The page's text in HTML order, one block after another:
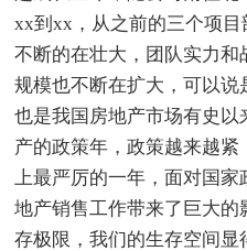
xx到xx，从之前的三个项
不断的在壮大，团队实力和
规模也不断在扩大，可以
也是我国房地产市场有史
产的政策年，政策越来越
上最严厉的一年，面对国
地产销售工作带来了巨大
存极限，我们的生存空间